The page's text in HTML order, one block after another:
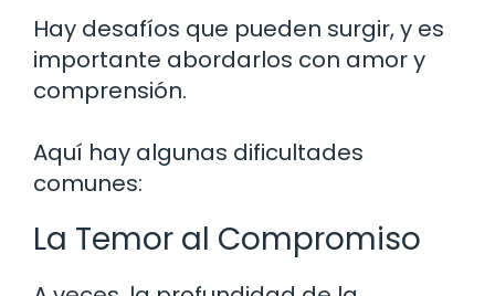
Hay desafíos que pueden surgir, y es
importante abordarlos con amor y
comprensión.
Aquí hay algunas dificultades
comunes:
La Temor al Compromiso